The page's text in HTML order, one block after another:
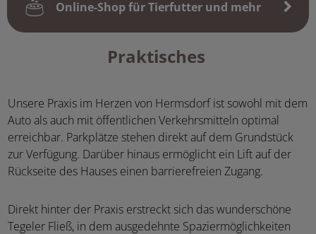
Online-Shop für Tierfutter und mehr
Praktisches
Unsere Praxis im Herzen von Hermsdorf ist sowohl mit dem
Auto als auch mit öffentlichen Verkehrsmitteln optimal
erreichbar. Parkplätze stehen direkt auf dem Grundstück
zur Verfügung. Darüber hinaus ermöglicht ein Lift auf der
Rückseite des Hauses einen barrierefreien Zugang.
Direkt hinter der Praxis erstreckt sich das wunderschöne
Tegeler Fließ, in dem ausgedehnte Spaziermöglichkeiten